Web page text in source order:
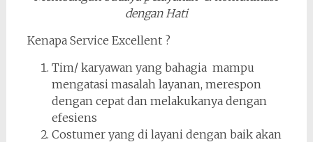
dengan Hati
Kenapa Service Excellent ?
Tim/ karyawan yang bahagia mampu
mengatasi masalah layanan, merespon
dengan cepat dan melakukanya dengan
efesiens
Costumer yang di layani dengan baik akan